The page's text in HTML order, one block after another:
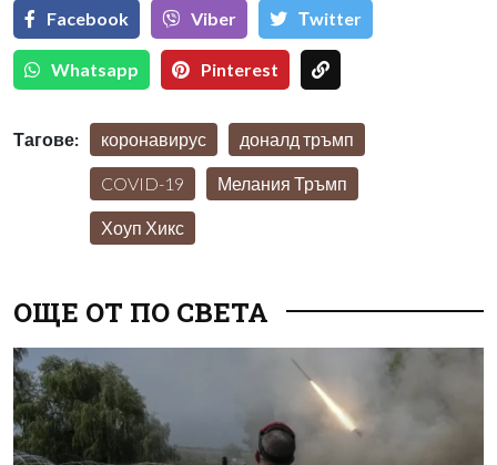
Facebook Viber Тwitter
Whatsapp Pinterest
Тагове: коронавирус доналд тръмп
COVID-19 Мелания Тръмп
Хоуп Хикс
ОЩЕ ОТ ПО СВЕТА